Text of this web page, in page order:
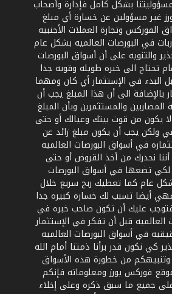
مسؤوليتنا بشكل كامل فإدارة وأصحاب
غير مسؤولين عن خسارة أي مبلغ
وتجارة العملات الأجنبيه
في البورصات العالميه بشكل عام
والتنويه على أن أسواق البورصات
تحتاج الى خبره طويله وقويه جدا
البدء في الإستثمار أي كان ومهما
بالإضافة الى أن هذا المبلغ يجب أن
والمستثمرين وبأن المبلغ
يكون من قوت بيتك وعيالك أو حتى
ولكن يجب أن يكون مبلغ زائد عن
في أسواق البورصات العالميه
نحذرك من أخذ القروض أو حتى
لكي تضعها في أسواق البورصات
عام كما تعطيك ربح سريع خلال
أيضا تسبب لك خساره كبيره جدا
عليك أن تكون صاحب خبره في
العالميه قبل أن تفكر في الإستثمار
في أسواق البورصات العالميه
كي نكون قدر برأنا ذمتنا أمام الله
وتنبيهكم من خطورة هذه الأسواق
فوركس يورز ومعلوماته فإنكم
جميع ما سبق ذكره وعلى إخلاء